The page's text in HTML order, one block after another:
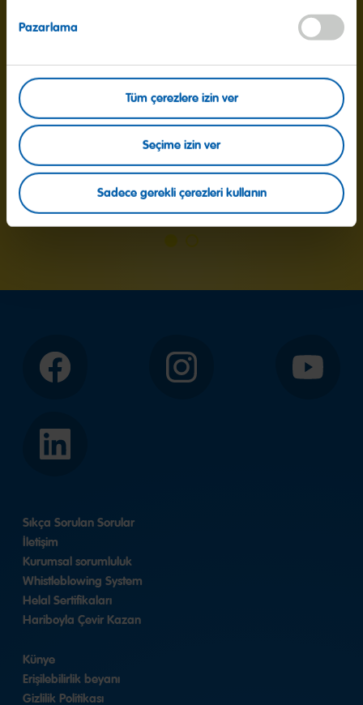
Pazarlama
Tüm çerezlere izin ver
Seçime izin ver
Sadece gerekli çerezleri kullanın
<0.5g
Doymuş Yağ
<0.1g
Karbonhidrat
77g
Protein 6.6g
Facebook Instagram YouTube
LinkedIn
Sıkça Sorulan Sorular
İletişim
Kurumsal sorumluluk
Whistleblowing System
Helal Sertifikaları
Hariboyla Çevir Kazan
Künye
Erişilebilirlik beyanı
Gizlilik Politikası